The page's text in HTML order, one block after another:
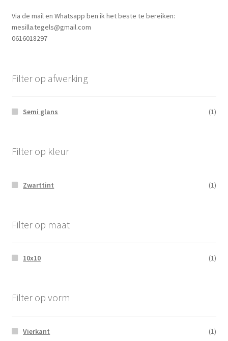
Via de mail en Whatsapp ben ik het beste te bereiken:
mesilla.tegels@gmail.com
0616018297
Filter op afwerking
Semi glans (1)
Filter op kleur
Zwarttint (1)
Filter op maat
10x10 (1)
Filter op vorm
Vierkant (1)